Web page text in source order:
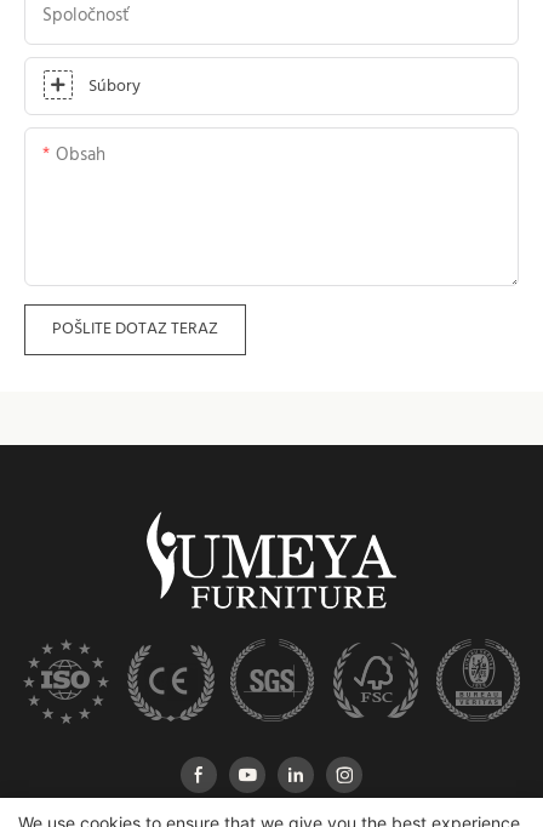
Spoločnosť
Súbory
Obsah
POŠLITE DOTAZ TERAZ
We use cookies to ensure that we give you the best experience